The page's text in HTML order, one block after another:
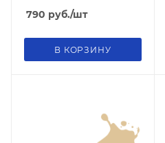
790 руб./шт
В КОРЗИНУ